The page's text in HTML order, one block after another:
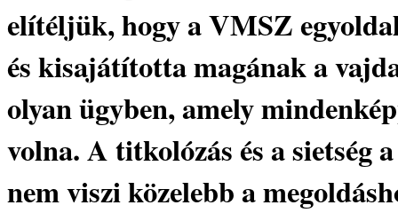
elítéljük, hogy a VMSZ
és kisajátította magának a
olyan ügyben, amely
volna. A titkolózás és a sietség
nem viszi közelebb a